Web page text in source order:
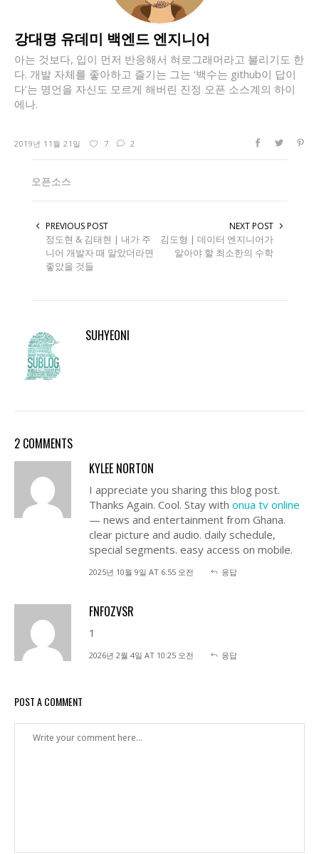
강대명 유데미 백엔드 엔지니어
아는 것보다, 입이 먼저 반응해서 혀로그래머라고 불리기도 한
다. 개발 자체를 좋아하고 즐기는 그는 ‘백수는 github이 답이
다’는 명언을 자신도 모르게 해버린 진정 오픈 소스계의 하이
에나.
2019년 11월 21일 7 2
오픈소스
PREVIOUS POST
정도현 & 김태현 | 내가 주
니어 개발자 때 알았더라면
좋았을 것들
NEXT POST
김도형 | 데이터 엔지니어가
알아야 할 최소한의 수학
SUHYEONI
2 COMMENTS
KYLEE NORTON
I appreciate you sharing this blog post.
Thanks Again. Cool. Stay with onua tv online
— news and entertainment from Ghana.
clear picture and audio. daily schedule,
special segments. easy access on mobile.
2025년 10월 9일 AT 6:55 오전 응답
FNFOZVSR
1
2026년 2월 4일 AT 10:25 오전 응답
POST A COMMENT